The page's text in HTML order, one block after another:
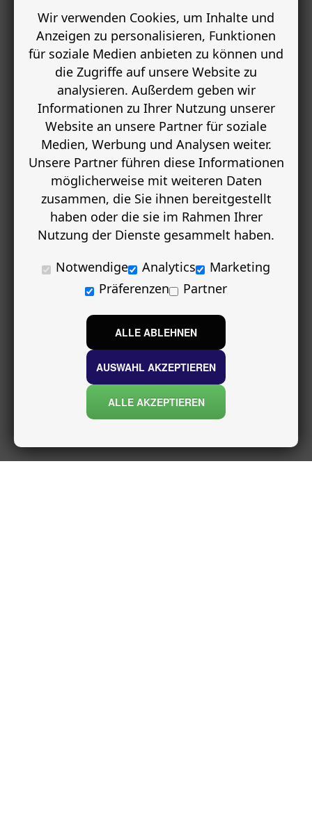
Wir verwenden Cookies, um Inhalte und
Anzeigen zu personalisieren, Funktionen
für soziale Medien anbieten zu können und
die Zugriffe auf unsere Website zu
analysieren. Außerdem geben wir
Informationen zu Ihrer Nutzung unserer
Website an unsere Partner für soziale
Medien, Werbung und Analysen weiter.
Unsere Partner führen diese Informationen
möglicherweise mit weiteren Daten
zusammen, die Sie ihnen bereitgestellt
haben oder die sie im Rahmen Ihrer
Nutzung der Dienste gesammelt haben.
Notwendige
Analytics
Marketing
Präferenzen
Partner
ALLE ABLEHNEN
AUSWAHL AKZEPTIEREN
ALLE AKZEPTIEREN